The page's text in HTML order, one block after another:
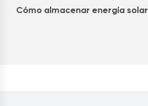
Cómo almacenar energía solar